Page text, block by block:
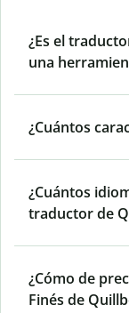
¿Es el
una
¿Cuántos
¿Cuántos
traductor de
¿Cómo de
Finés de